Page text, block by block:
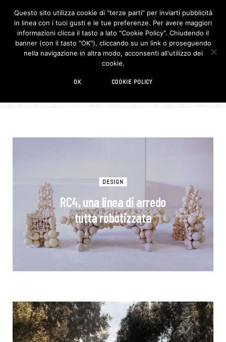
F
c
e
b
o
I
n
s
t
università
DESIGN
RC4, una linea di arredo
tutta robotizzata
Questo sito utilizza cookie di “terze parti” per inviarti pubblicità
in linea con i tuoi gusti e le tue preferenze. Per avere maggiori
informazioni clicca il tasto a lato "Cookie Policy". Chiudendo il
banner (con il tasto "OK"), cliccando su un link o proseguendo
nella navigazione in altra modo, acconsenti all'utilizzo dei
cookie.
OK COOKIE POLICY